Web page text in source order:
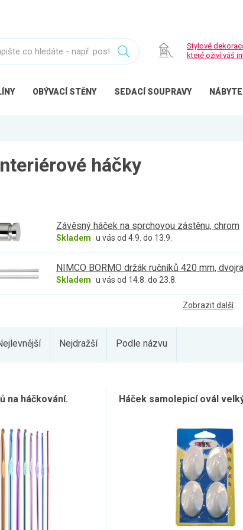
Stylové
které oživí váš
OBÝVACÍ STĚNY SEDACÍ SOUPRAVY
háčky
Závěsný háček na sprchovou zástěnu, chrom
Skladem u vás od 4.9. do 13.9.
NIMCO BORMO držák ručníků 420 mm,
Skladem u vás od 14.8. do 23.8.
Zobrazit další
Nejdražší Podle názvu
na háčkování. Háček samolepicí ovál